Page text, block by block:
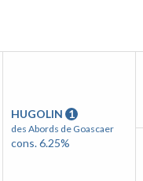
HUGOLIN 1
des Abords de Goascaer
cons. 6.25%